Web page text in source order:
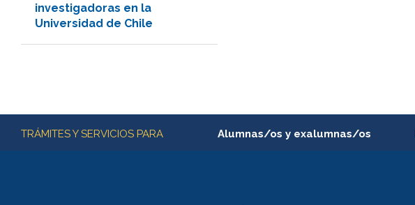
investigadoras en la
Universidad de Chile
Más información
TRÁMITES Y SERVICIOS PARA Alumnas/os y exalumnas/os